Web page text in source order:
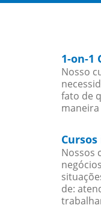
1-on-1
Nosso
fato de
Nossos
de: